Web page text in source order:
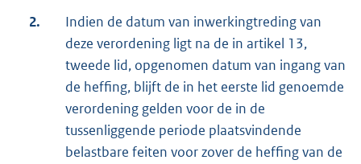
2.
Indien de datum van inwerkingtreding van
deze verordening ligt na de in artikel 13,
tweede lid, opgenomen datum van ingang van
de heffing, blijft de in het eerste lid genoemde
verordening gelden voor de in de
tussenliggende periode plaatsvindende
belastbare feiten voor zover de heffing van de